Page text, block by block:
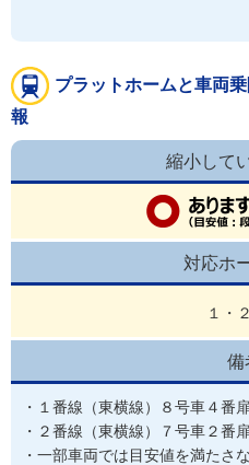
プラットホームと車両
報
縮小して
対応ホ
１・
備
・１番線（東横線）８号車４番
・２番線（東横線）７号車２番
・一部車両では目安値を満たさ